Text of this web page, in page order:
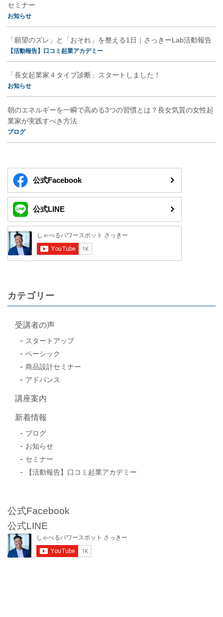
セミナー
お知らせ
「願望のズレ」と「おそれ」を整える1日｜さっきーLab活動報告
【活動報告】口コミ起業アカデミー
「長女起業家４タイプ診断」スタートしました！
お知らせ
朝のエネルギーを一瞬で高める3つの習慣とは？長女気質の女性起
業家が実践すべき方法
ブログ
公式Facebook
公式LINE
カテゴリー
受講者の声
スタートアップ
ベーシック
商品設計セミナー
アドバンス
講座案内
新着情報
ブログ
お知らせ
セミナー
【活動報告】口コミ起業アカデミー
公式Facebook
公式LINE